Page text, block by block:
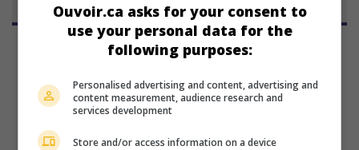
au cinéma sur mes écrans
Ouvoir.ca asks for your consent to
use your personal data for the
following purposes:
Personalised advertising and content, advertising and
content measurement, audience research and
services development
Store and/or access information on a device